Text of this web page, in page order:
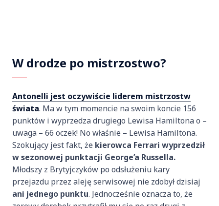
W drodze po mistrzostwo?
Antonelli jest oczywiście liderem mistrzostw
świata. Ma w tym momencie na swoim koncie 156
punktów i wyprzedza drugiego Lewisa Hamiltona o –
uwaga – 66 oczek! No właśnie – Lewisa Hamiltona.
Szokujący jest fakt, że kierowca Ferrari wyprzedził
w sezonowej punktacji George’a Russella.
Młodszy z Brytyjczyków po odsłużeniu kary
przejazdu przez aleję serwisowej nie zdobył dzisiaj
ani jednego punktu. Jednocześnie oznacza to, że